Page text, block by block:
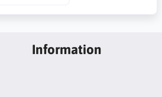
Information